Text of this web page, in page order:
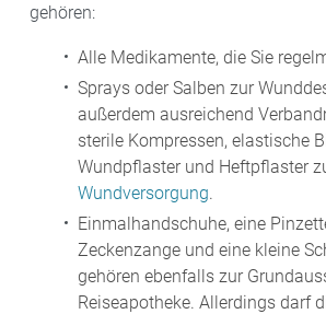
gehören:
Alle Medikamente, die Sie
Sprays oder Salben zur
außerdem ausreichend
sterile Kompressen, elastische
Wundpflaster und Heftpflaster
Wundversorgung.
Einmalhandschuhe, eine
Zeckenzange und eine kleine
gehören ebenfalls zur
Reiseapotheke. Allerdings darf